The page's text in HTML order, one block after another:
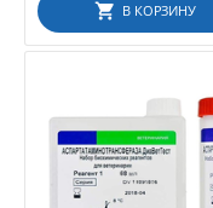
В КОРЗИНУ